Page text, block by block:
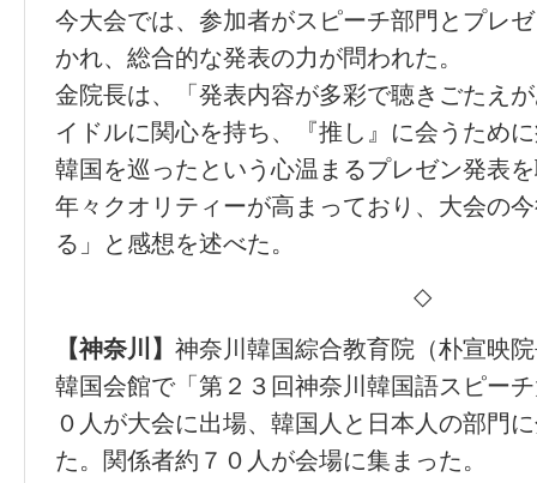
今大会では、参加者がスピーチ部門とプレ
かれ、総合的な発表の力が問われた。
金院長は、「発表内容が多彩で聴きごたえ
イドルに関心を持ち、『推し』に会うため
韓国を巡ったという心温まるプレゼン発表
年々クオリティーが高まっており、大会の
る」と感想を述べた。
◇
【神奈川】 神奈川韓国綜合教育院（朴宣映
韓国会館で「第２３回神奈川韓国語スピー
０人が大会に出場、韓国人と日本人の部門
た。関係者約７０人が会場に集まった。